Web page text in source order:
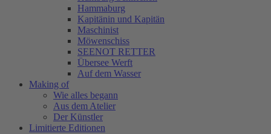
Hammaburg
Kapitänin und Kapitän
Maschinist
Möwenschiss
SEENOT RETTER
Übersee Werft
Auf dem Wasser
Making of
Wie alles begann
Aus dem Atelier
Der Künstler
Limitierte Editionen